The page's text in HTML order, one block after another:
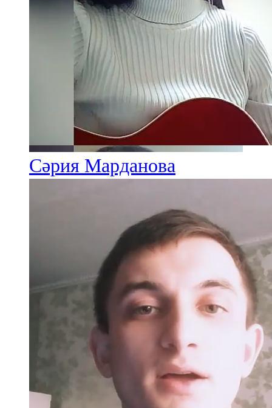
107,8 FM
Теләче
106,1 FM
Түбән Кама
102,6 FM
Чирмешән
107,7 FM
91,0 FM
Шәмәрдән
102,3 FM
Яңа чишмә
107,0 FM
Сәрия Марданова